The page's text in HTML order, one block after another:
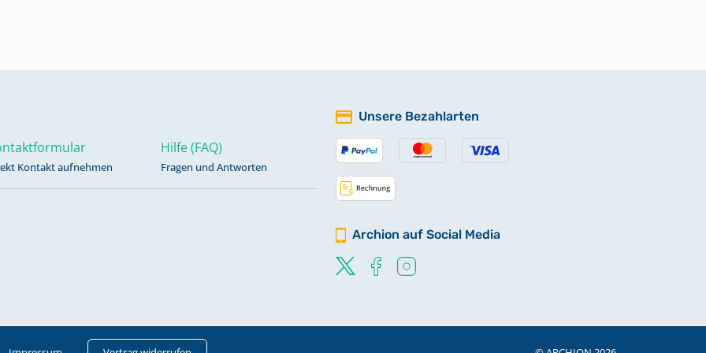
-
Kontakt aufnehmen
Hilfe (FAQ)
Fragen und Antworten
Unsere Bezahlarten
Archion auf Social Media